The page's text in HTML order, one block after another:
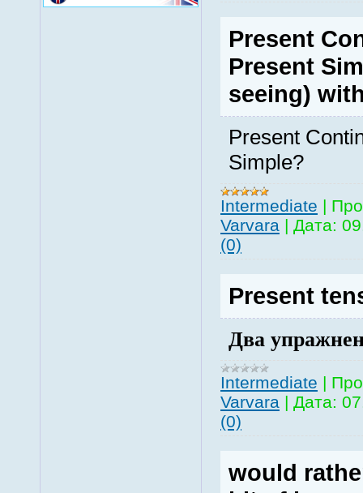
Present
Present
seeing)
Present
Simple?
Intermediate |
Varvara | Дата:
(0)
Present
Два
Intermediate |
Varvara | Дата:
(0)
would